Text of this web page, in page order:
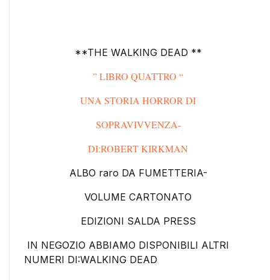
**THE WALKING DEAD **
” LIBRO QUATTRO “
UNA STORIA HORROR DI
SOPRAVIVVENZA-
DI:ROBERT KIRKMAN
ALBO raro DA FUMETTERIA-
VOLUME CARTONATO
EDIZIONI SALDA PRESS
IN NEGOZIO ABBIAMO DISPONIBILI ALTRI
NUMERI DI:WALKING DEAD